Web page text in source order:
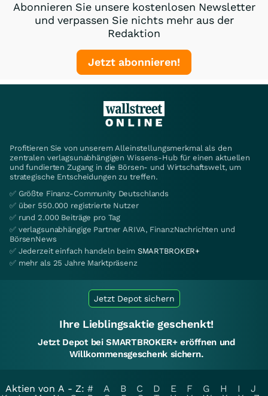
Abonnieren Sie unsere kostenlosen Newsletter
und verpassen Sie nichts mehr aus der
Redaktion
Jetzt abonnieren!
Profitieren Sie von unserem Alleinstellungsmerkmal als den
zentralen verlagsunabhängigen Wissens-Hub für einen aktuellen
und fundierten Zugang in die Börsen- und Wirtschaftswelt, um
strategische Entscheidungen zu treffen.
✅ Größte Finanz-Community Deutschlands
✅ über 550.000 registrierte Nutzer
✅ rund 2.000 Beiträge pro Tag
✅ verlagsunabhängige Partner ARIVA, FinanzNachrichten und
BörsenNews
✅ Jederzeit einfach handeln beim SMARTBROKER+
✅ mehr als 25 Jahre Marktpräsenz
Jetzt Depot sichern
Ihre Lieblingsaktie geschenkt!
Jetzt Depot bei SMARTBROKER+ eröffnen und
Willkommensgeschenk sichern.
Aktien von A - Z: # A B C D E F G H I
J